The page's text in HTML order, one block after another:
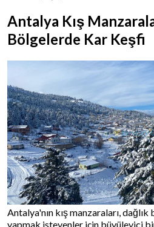
Antalya Kış
Bölgelerde Kar Keşfi
Antalya'nın kış manzaraları,
yapmak isteyenler için büyüleyici